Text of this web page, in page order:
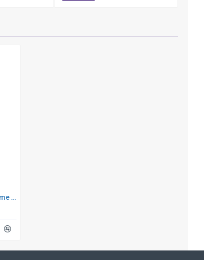
Каркасный бассейн INTEX Ultra Frame XTR (круг) 4.88 х 1.22 м ; артикул 26326